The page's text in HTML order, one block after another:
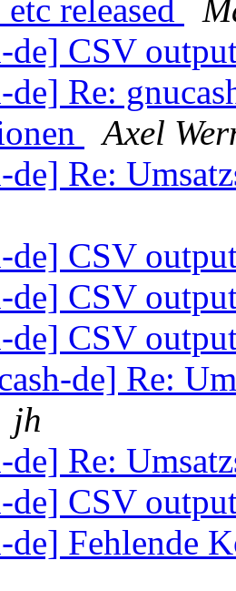
released
de] CSV
de] Re:
Axel
de] Re:
de] CSV
de] CSV
de] CSV
de] Re:
jh
de] Re:
de] CSV
de] Fehlende